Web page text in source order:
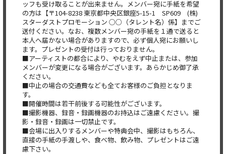
ッフも受け取ることが出来ません。メンバー宛に手紙を希望
の方は【〒104-8238 東京都中央区銀座5-15-1 SP609 (株)
スターダストプロモーション ○○（タレント名）係】までご
送付ください。なお、複数メンバー宛の手紙を１通で送ると
本人へ届かない場合がありますので、必ず個人宛にお願いし
ます。プレゼントの受付は行っておりません。
■アーティストの都合により、やむをえず中止または、参加
メンバーが変更になる場合がございます。あらかじめ御了承
ください。
■中止の場合の交通費なども全てお客様のご負担となりま
す。
■開催時間は若干前後する可能性がございます。
■撮影機器、録音・録画機器のお持込はご遠慮ください。撮
影・録音・録画は一切禁止です。
■会場に出入りするメンバーや特典会中、撮影はもちろん、
直接の手紙の手渡しや、食べ物、飲み物、プレゼントはご遠
慮下さい。